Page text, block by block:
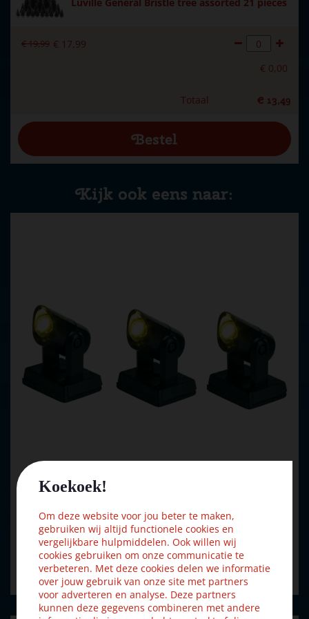
Koekoek!
Om deze website voor jou beter te maken,
gebruiken wij altijd functionele cookies en
vergelijkbare hulpmiddelen. Ook willen wij
cookies gebruiken om onze communicatie te
verbeteren. Met deze cookies delen we informatie
over jouw gebruik van onze site met partners
voor adverteren en analyse. Deze partners
kunnen deze gegevens combineren met andere
€19,99 € 17,99
€ 0,00
Totaal € 13,49
Kijk ook eens naar:
€ 8 ,19 € 7,37
Bestellen